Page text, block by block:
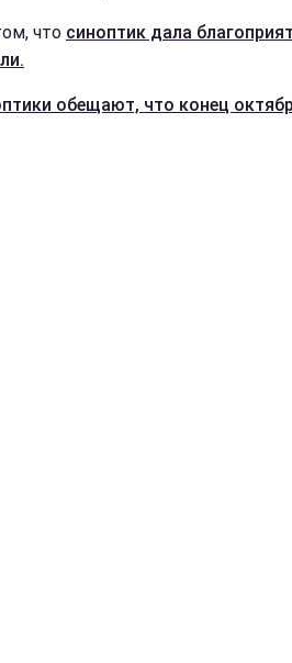
что синоптик дала
обещают, что конец